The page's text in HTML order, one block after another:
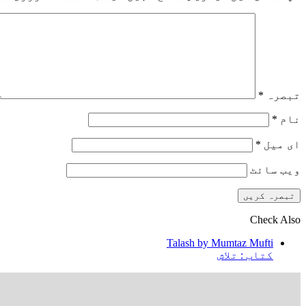
تبصرہ *
نام *
ای میل *
ویب‌ سائٹ
Check Also
Talash by Mumtaz Mufti
کتاب : تلاش